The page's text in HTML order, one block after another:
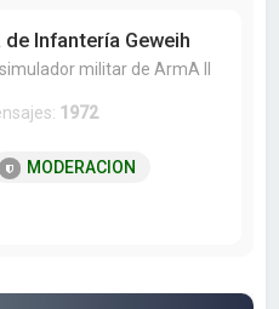
Infantería Geweih
militar de ArmA II
1972
MODERACION